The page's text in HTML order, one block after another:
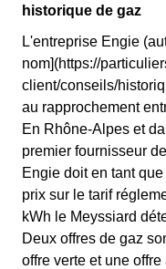
historique de gaz
L'entreprise Engie
nom](https://
client/conseils/
au rapprochement
En Rhône-Alpes et
premier fournisseur
Engie doit en tant
prix sur le tarif
kWh le Meyssiard
Deux offres de gaz
offre verte et une